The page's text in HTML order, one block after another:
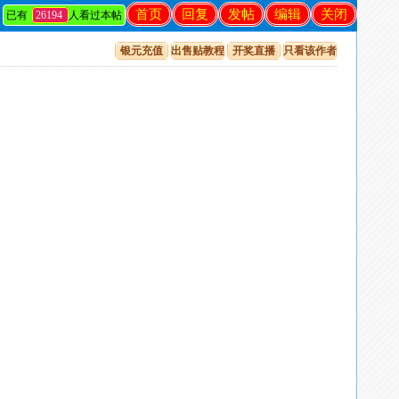
关闭
编辑
发帖
回复
首页
已有 26194 人看过本帖
银元充值 出售贴教程 开奖直播 只看该作者